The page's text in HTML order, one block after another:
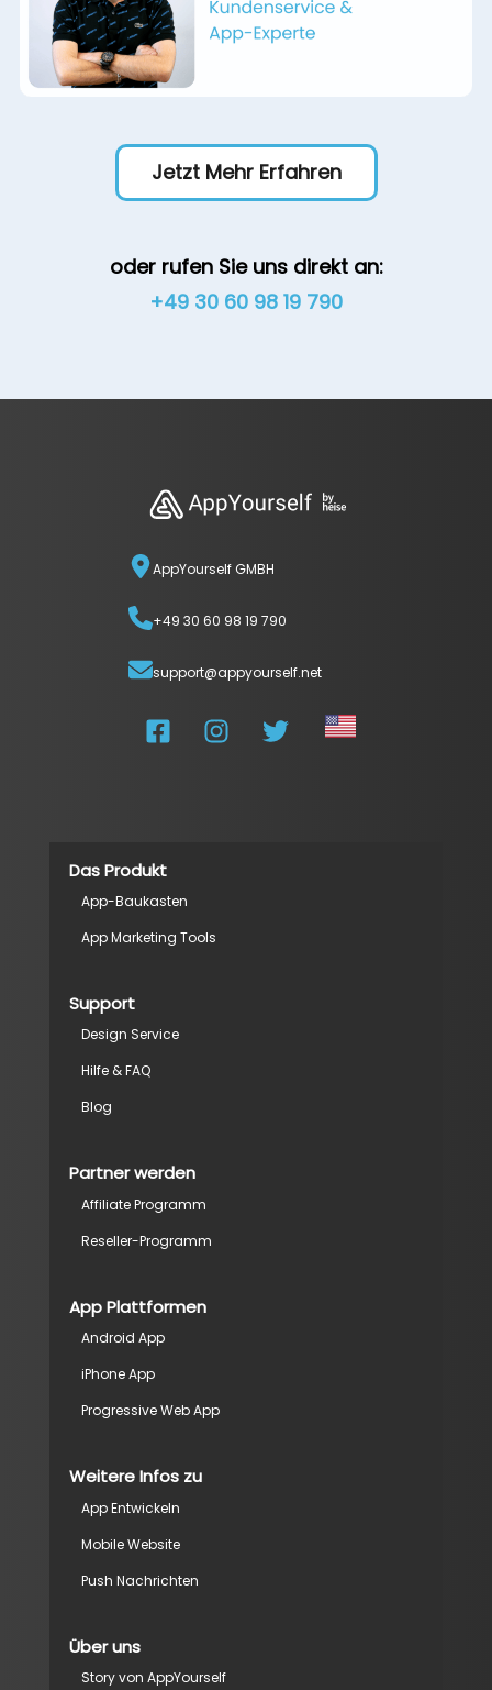
Jetzt Mehr Erfahren
oder rufen Sie uns direkt an:
+49 30 60 98 19 790
AppYourself GMBH
+49 30 60 98 19 790
support@appyourself.net
Das Produkt
App-Baukasten
App Marketing Tools
Support
Design Service
Hilfe & FAQ
Blog
Partner werden
Affiliate Programm
Reseller-Programm
App Plattformen
Android App
iPhone App
Progressive Web App
Weitere Infos zu
App Entwickeln
Mobile Website
Push Nachrichten
Über uns
Story von AppYourself